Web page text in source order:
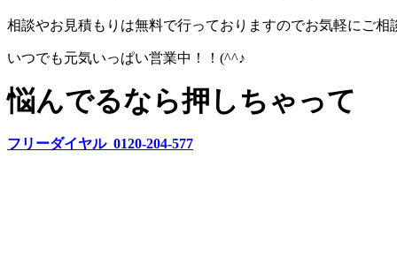
相談やお見積もりは無料で行っておりますのでお気軽にご相
いつでも元気いっぱい営業中！！(^^♪
悩んでるなら押しちゃって
フリーダイヤル 0120-204-577